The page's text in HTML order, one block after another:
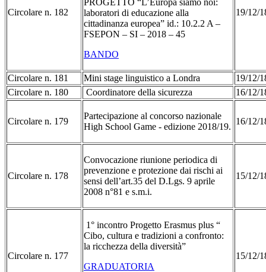
Circolare n. 182
laboratori di educazione alla
cittadinanza europea” id.: 10.2.2 A –
FSEPON – SI – 2018 – 45
BANDO
19/12/
Circolare n. 181 Mini stage linguistico a Londra
19/12/
Circolare n. 180
Coordinatore della sicurezza 16/12/
Circolare n. 179
Partecipazione al concorso nazionale
High School Game - edizione 2018/19.
16/12/
Circolare n. 178
Convocazione riunione periodica di
prevenzione e protezione dai rischi ai
sensi dell’art.35 del D.Lgs. 9 aprile
2008 n°81 e s.m.i.
15/12/
Circolare n. 177
1° incontro Progetto Erasmus plus “
Cibo, cultura e tradizioni a confronto:
la ricchezza della diversità”
GRADUATORIA
15/12/